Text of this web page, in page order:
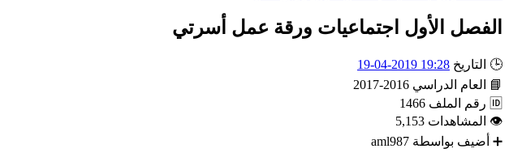
الفصل الأول اجتماعيات ورقة عمل أسرتي
🕒 التاريخ 19:28 2019-04-19
📘
العام الدراسي 2016-2017
🆔 رقم الملف 1466
👁 المشاهدات 5,153
➕ أضيف بواسطة aml987